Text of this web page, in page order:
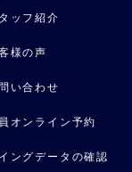
ッフ紹介
様の声
い合わせ
オンライン予約
ングデータの確認